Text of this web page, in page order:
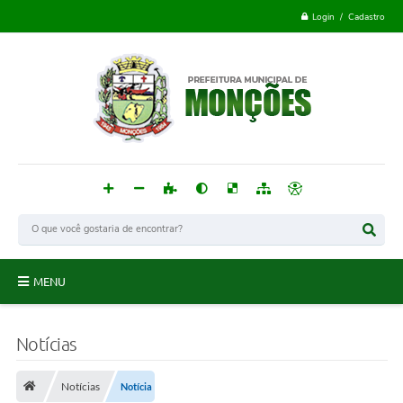
Login / Cadastro
MENU
Publicações
Notícias
Notícias Notícia